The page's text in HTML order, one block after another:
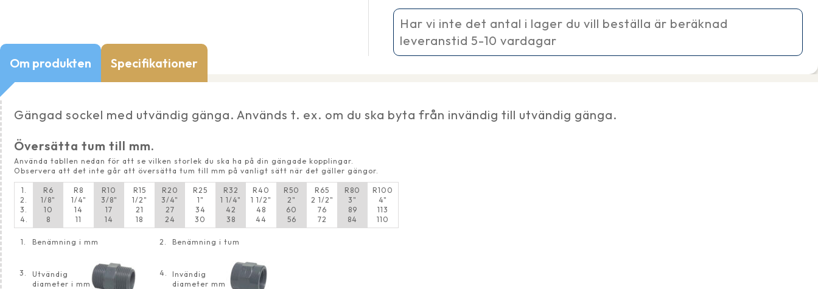
mängd
Har vi inte det antal i lager du vill beställa är beräknad
leveranstid 5-10 vardagar
Om produkten
Specifikationer
Gängad sockel med utvändig gänga. Används t. ex. om du ska byta från invändig till utvändig gänga.
Översätta tum till mm.
Använda tabllen nedan för att se vilken storlek du ska ha på din gängade kopplingar.
Observera att det inte går att översätta tum till mm på vanligt sätt när det gäller gängor.
1.
2.
3.
4.
R6
1/8"
10
8
R8
1/4"
14
11
R10
3/8"
17
14
R15
1/2"
21
18
R20
3/4"
27
24
R25
1"
34
30
R32
1 1/4"
42
38
R40
1 1/2"
48
44
R50
2"
60
56
R65
2 1/2"
76
72
R80
3"
89
84
R100
4"
113
110
1. Benämning i mm 2. Benämning i tum
3.
Utvändig
diameter i mm
4.
Invändig
diameter mm